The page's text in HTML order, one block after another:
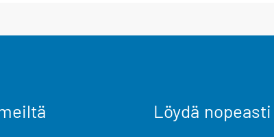
Löydä nopeasti